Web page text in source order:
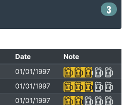
3
Date
Note
01/01/1997
01/01/1997
01/01/1997